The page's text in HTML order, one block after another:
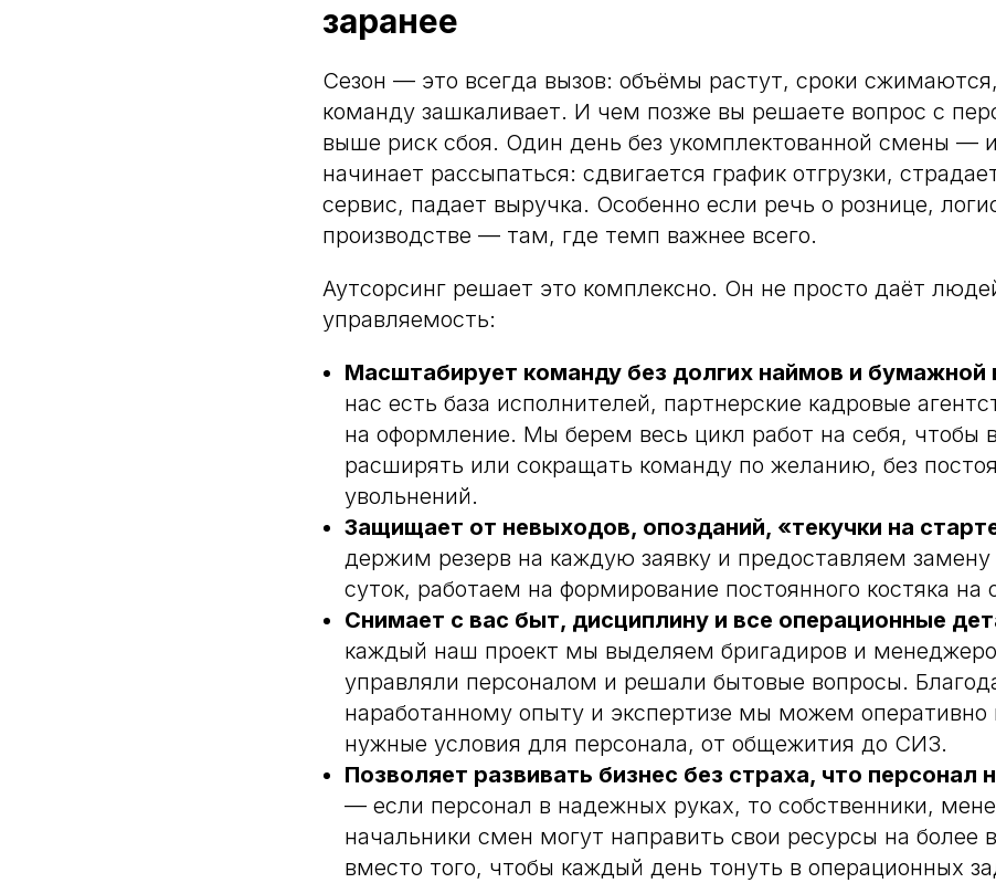
заранее
Сезон — это всегда вызов: объёмы растут, сроки сжимаются,
команду зашкаливает. И чем позже вы решаете вопрос с
выше риск сбоя. Один день без укомплектованной смены —
начинает рассыпаться: сдвигается график отгрузки,
сервис, падает выручка. Особенно если речь о рознице,
производстве — там, где темп важнее всего.
Аутсорсинг решает это комплексно. Он не просто даёт
управляемость:
Масштабирует команду без долгих наймов и бумажной
нас есть база исполнителей, партнерские кадровые
на оформление. Мы берем весь цикл работ на себя, чтобы
расширять или сокращать команду по желанию, без
увольнений.
Защищает от невыходов, опозданий, «текучки на
держим резерв на каждую заявку и предоставляем замену
суток, работаем на формирование постоянного костяка на
Снимает с вас быт, дисциплину и все операционные
каждый наш проект мы выделяем бригадиров и
управляли персоналом и решали бытовые вопросы.
наработанному опыту и экспертизе мы можем оперативно
нужные условия для персонала, от общежития до СИЗ.
Позволяет развивать бизнес без страха, что персонал
— если персонал в надежных руках, то собственники,
начальники смен могут направить свои ресурсы на более
вместо того, чтобы каждый день тонуть в операционных